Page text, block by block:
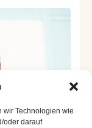
wir Technologien wie
oder darauf